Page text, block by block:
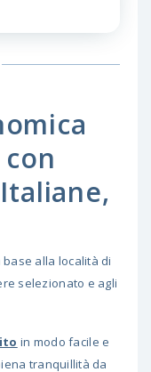
alla località di
selezionato e agli
in modo facile e
tranquillità da